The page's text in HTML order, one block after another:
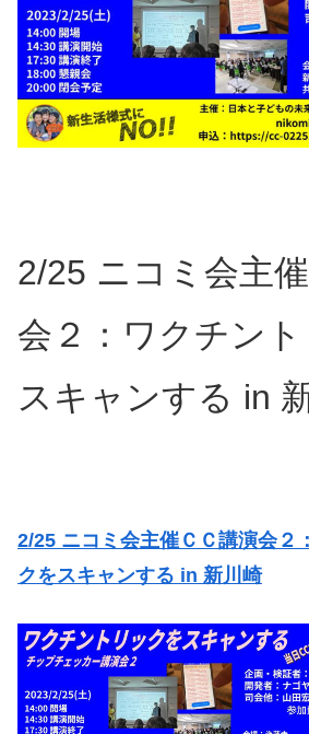
2/25 ニコミ会主
会２：ワクチン
スキャンする in
2/25 ニコミ会主催ＣＣ講演会２
クをスキャンする in 新川崎